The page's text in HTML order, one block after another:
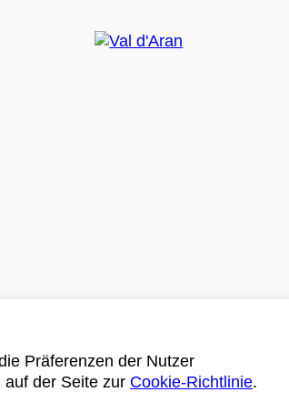
Präferenzen der Nutzer
der Seite zur Cookie-Richtlinie.